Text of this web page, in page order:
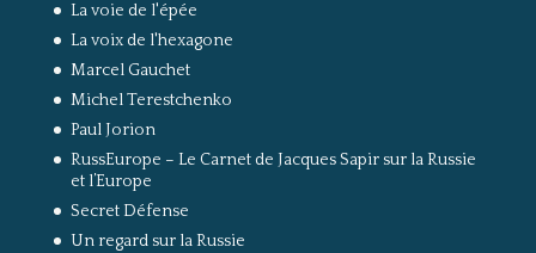
La voie de l'épée
La voix de l'hexagone
Marcel Gauchet
Michel Terestchenko
Paul Jorion
RussEurope – Le Carnet de Jacques Sapir sur la Russie
et l’Europe
Secret Défense
Un regard sur la Russie